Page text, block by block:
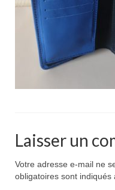
Pour acheter
Contact
Laisser un
Votre adresse e-mail ne
obligatoires sont indiqués